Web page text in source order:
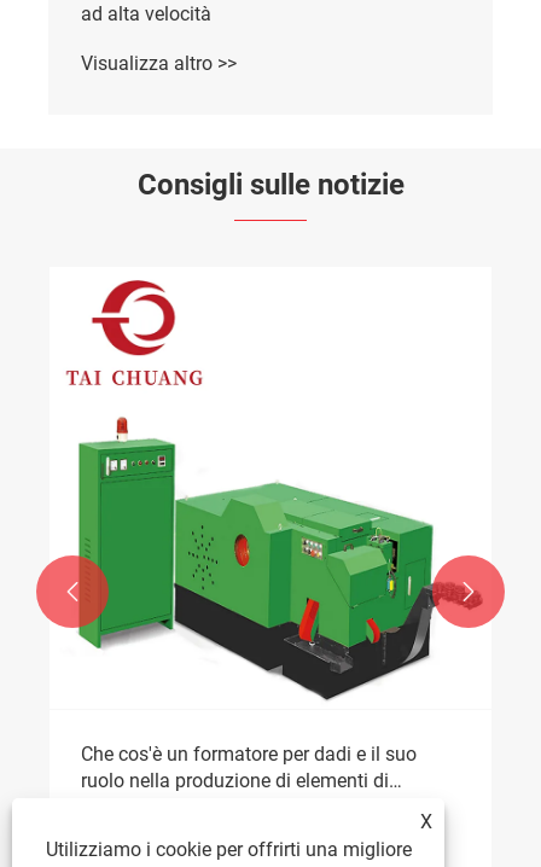
ad alta velocità
Visualizza altro >>
Consigli sulle notizie
Un cliente americano visita Taichuang per
l'ispezione in loco e l'accettazione della
 
X
Utilizziamo i cookie per offrirti una migliore